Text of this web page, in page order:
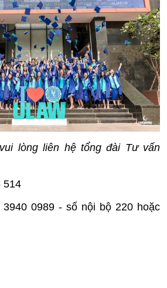
lòng liên hệ tổng đài Tư vấn
514
0989 - số nội bộ 220 hoặc